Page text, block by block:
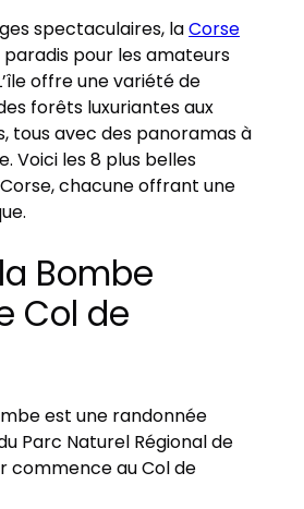
spectaculaires, laCorse
pour les amateurs
offre une variété de
forêts luxuriantes aux
tous avec des panoramas à
Voici les 8 plus belles
chacune offrant une
Bombe
Col de
est une randonnée
Parc Naturel Régional de
commence au Col de